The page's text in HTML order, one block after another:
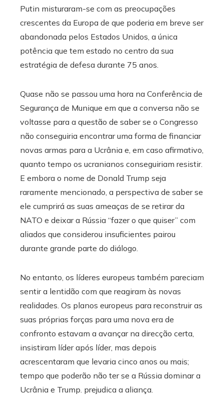
Putin misturaram-se com as preocupações
crescentes da Europa de que poderia em breve ser
abandonada pelos Estados Unidos, a única
potência que tem estado no centro da sua
estratégia de defesa durante 75 anos.
Quase não se passou uma hora na Conferência de
Segurança de Munique em que a conversa não se
voltasse para a questão de saber se o Congresso
não conseguiria encontrar uma forma de financiar
novas armas para a Ucrânia e, em caso afirmativo,
quanto tempo os ucranianos conseguiriam resistir.
E embora o nome de Donald Trump seja
raramente mencionado, a perspectiva de saber se
ele cumprirá as suas ameaças de se retirar da
NATO e deixar a Rússia “fazer o que quiser” com
aliados que considerou insuficientes pairou
durante grande parte do diálogo.
No entanto, os líderes europeus também pareciam
sentir a lentidão com que reagiram às novas
realidades. Os planos europeus para reconstruir as
suas próprias forças para uma nova era de
confronto estavam a avançar na direcção certa,
insistiram líder após líder, mas depois
acrescentaram que levaria cinco anos ou mais;
tempo que poderão não ter se a Rússia dominar a
Ucrânia e Trump. prejudica a aliança.